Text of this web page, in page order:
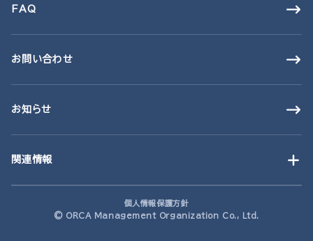
FAQ
お問い合わせ
お知らせ
関連情報
個人情報保護方針
© ORCA Management Organization Co., Ltd.